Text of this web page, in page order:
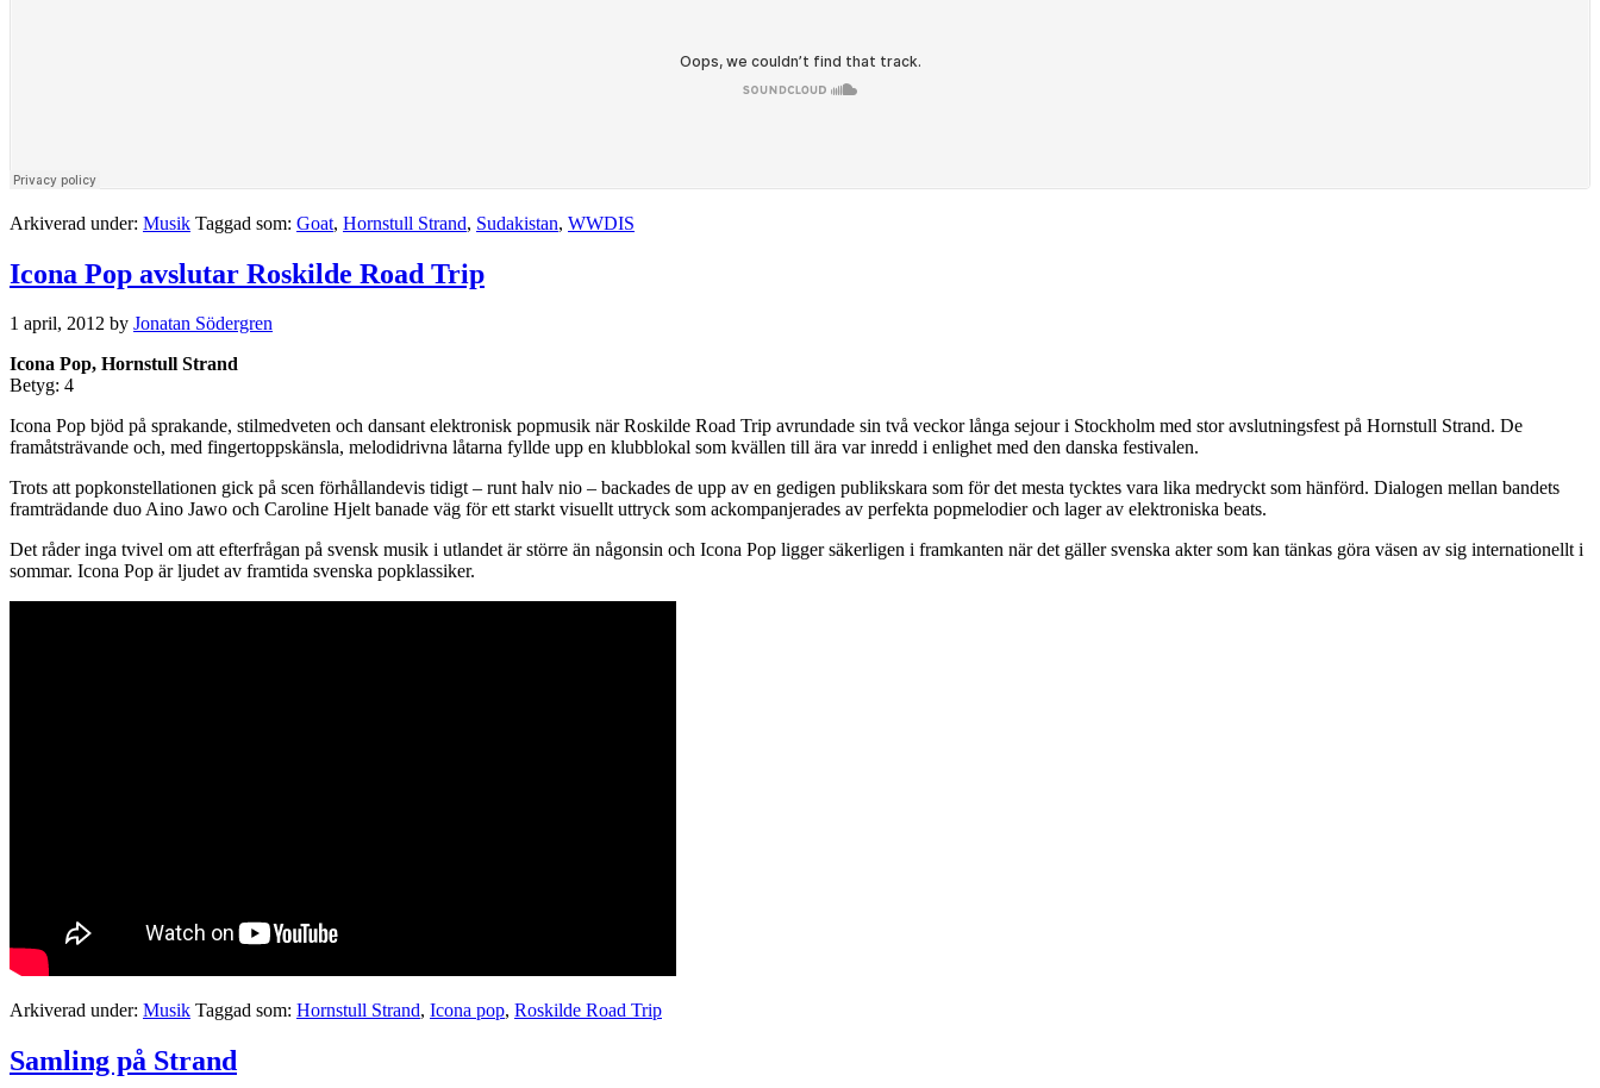
Arkiverad under: Musik Taggad som: Goat, Hornstull Strand, Sudakistan, WWDIS
Icona Pop avslutar Roskilde Road Trip
1 april, 2012 by Jonatan Södergren
Icona Pop, Hornstull Strand
Betyg: 4
Icona Pop bjöd på sprakande, stilmedveten och dansant elektronisk popmusik när Roskilde Road Trip avrundade sin två veckor långa sejour i Stockholm med stor avslutningsfest på Hornstull Strand. De
framåtsträvande och, med fingertoppskänsla, melodidrivna låtarna fyllde upp en klubblokal som kvällen till ära var inredd i enlighet med den danska festivalen.
Trots att popkonstellationen gick på scen förhållandevis tidigt – runt halv nio – backades de upp av en gedigen publikskara som för det mesta tycktes vara lika medryckt som hänförd. Dialogen mellan bandets
framträdande duo Aino Jawo och Caroline Hjelt banade väg för ett starkt visuellt uttryck som ackompanjerades av perfekta popmelodier och lager av elektroniska beats.
Det råder inga tvivel om att efterfrågan på svensk musik i utlandet är större än någonsin och Icona Pop ligger säkerligen i framkanten när det gäller svenska akter som kan tänkas göra väsen av sig internationellt i
sommar. Icona Pop är ljudet av framtida svenska popklassiker.
Arkiverad under: Musik Taggad som: Hornstull Strand, Icona pop, Roskilde Road Trip
Samling på Strand